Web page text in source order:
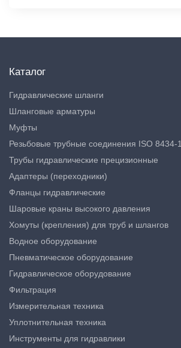
Каталог
Гидравлические шланги
Шланговые арматуры
Муфты
Резьбовые трубные соединения ISO 8434-1
Трубы гидравлические прецизионные
Адаптеры (переходники)
Фланцы гидравлические
Шаровые краны высокого давления
Хомуты (крепления) для труб и шлангов
Водное оборудование
Пневматическое оборудование
Гидравлическое оборудование
Фильтрация
Измерительная техника
Уплотнительная техника
Инструменты для гидравлики